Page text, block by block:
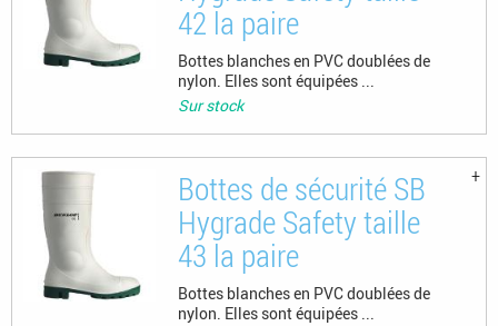
42 la paire
Bottes blanches en PVC doublées de
nylon. Elles sont équipées ...
Sur stock
Bottes de sécurité SB
Hygrade Safety taille
43 la paire
Bottes blanches en PVC doublées de
nylon. Elles sont équipées ...